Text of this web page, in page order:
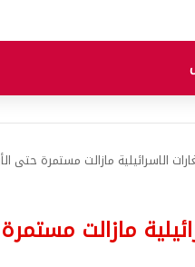
الاسرائيلية مازالت مستمرة حتى
مازالت